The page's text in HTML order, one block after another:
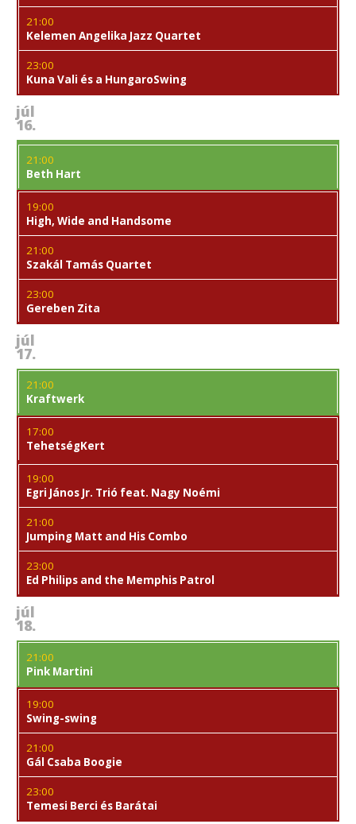
21:00
Kelemen Angelika Jazz Quartet
23:00
Kuna Vali és a HungaroSwing
júl
16.
21:00
Beth Hart
19:00
High, Wide and Handsome
21:00
Szakál Tamás Quartet
23:00
Gereben Zita
júl
17.
21:00
Kraftwerk
17:00
TehetségKert
19:00
Egri János Jr. Trió feat. Nagy Noémi
21:00
Jumping Matt and His Combo
23:00
Ed Philips and the Memphis Patrol
júl
18.
21:00
Pink Martini
19:00
Swing-swing
21:00
Gál Csaba Boogie
23:00
Temesi Berci és Barátai